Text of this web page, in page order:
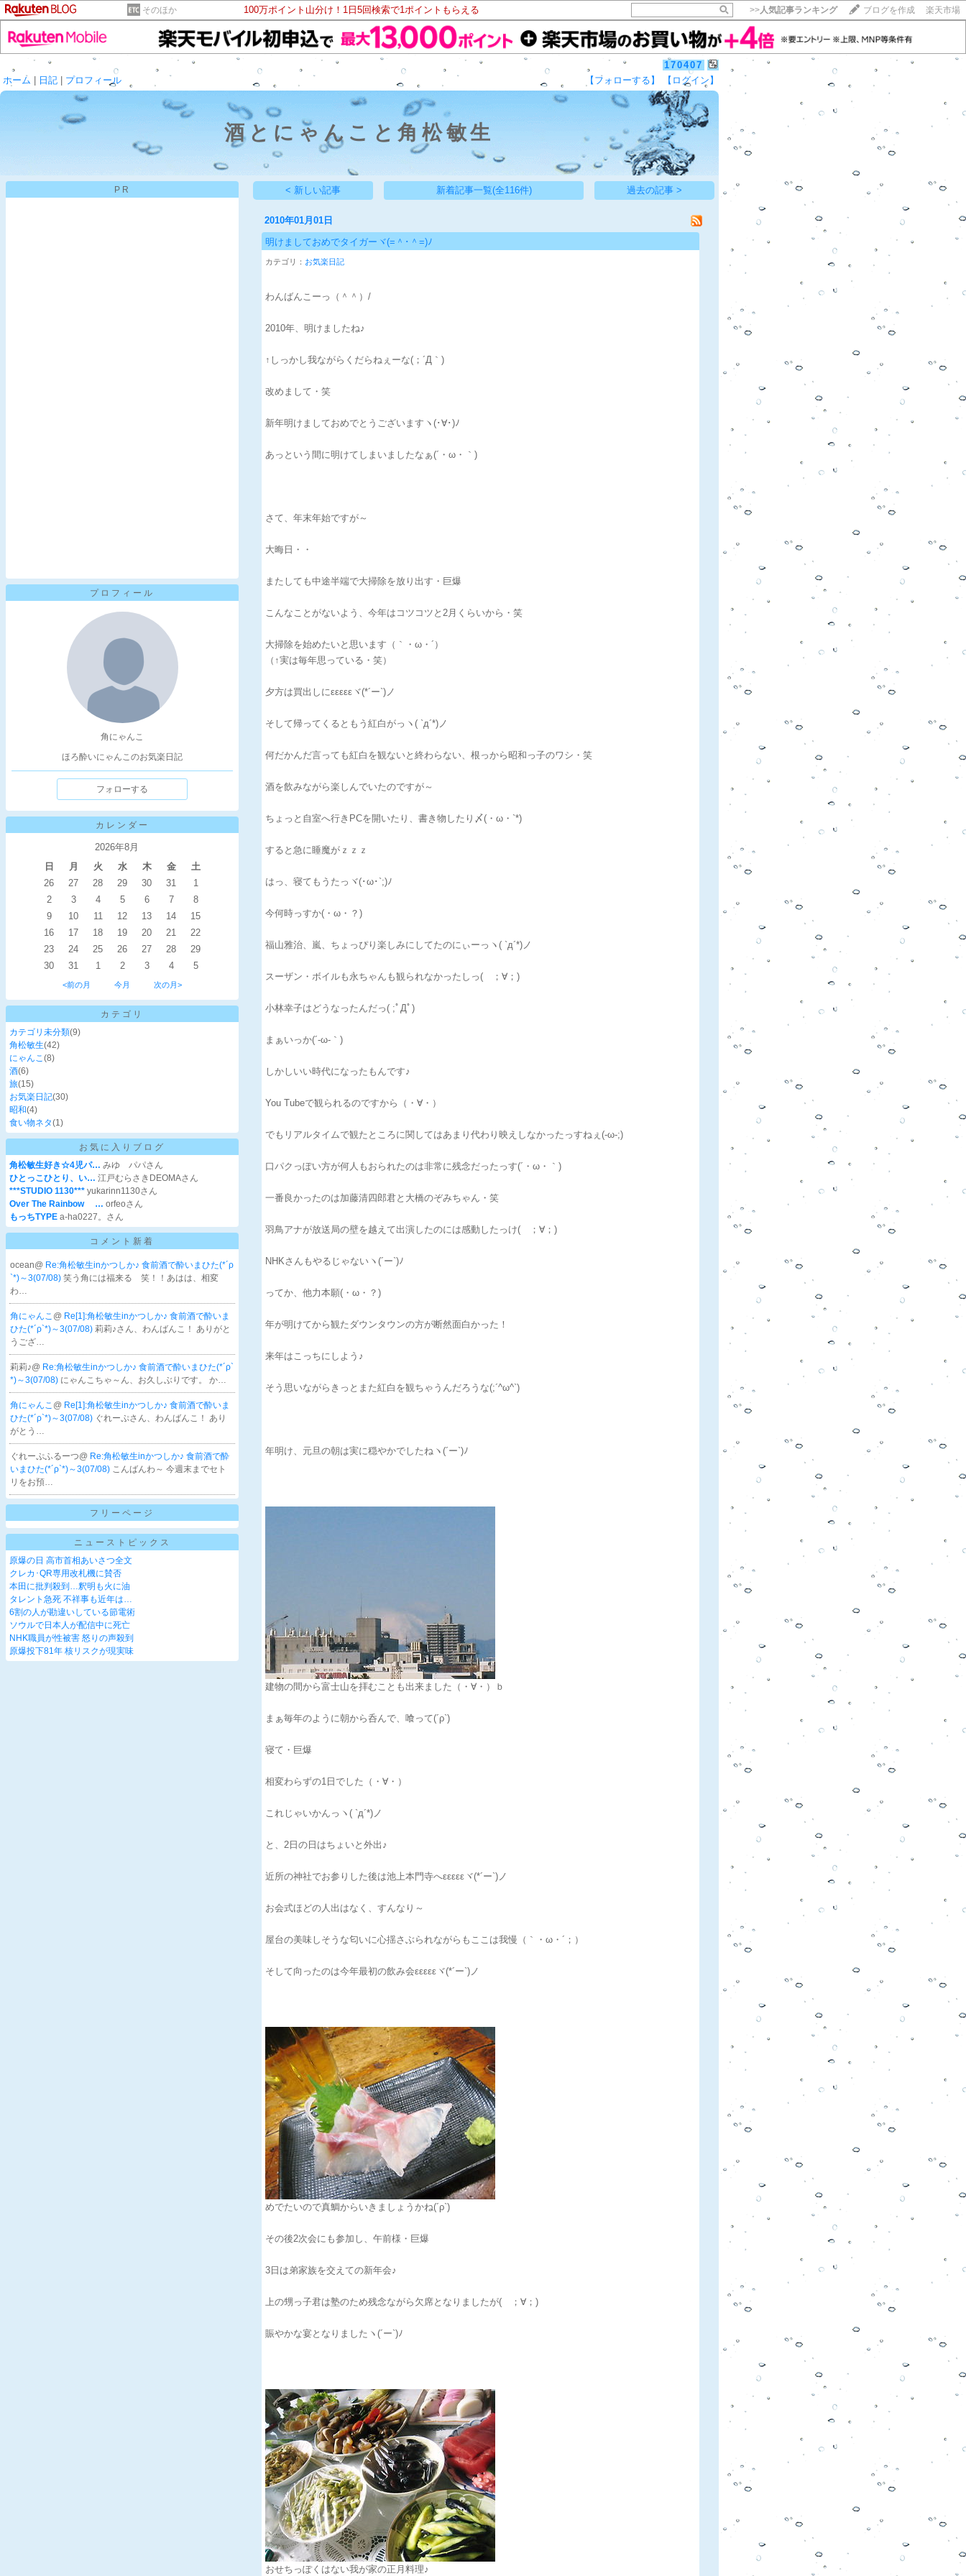
そのほか 100万ポイント山分け！1日5回検索で1ポイントもらえる >>人気記事ランキング ブログを作成 楽天市場
170407
ホーム
日記 プロフィール 【フォローする】 【ログイン】
酒とにゃんこと角松敏生
【毎日開催】
15記事にいいね！で1ポイント
-- --
PR
プロフィール
角にゃんこ
ほろ酔いにゃんこのお気楽日記
フォローする
カレンダー
2026年8月
日
月 火 水 木 金
土
26
27 28 29 30 31
1
2
3 4 5 6 7
8
9
10 11 12 13 14
15
16
17 18 19 20 21
22
23
24 25 26 27 28
29
30
31 1 2 3 4 5
<前の月 今月 次の月>
カテゴリ
カテゴリ未分類(9)
角松敏生(42)
にゃんこ(8)
酒(6)
旅(15)
お気楽日記(30)
昭和(4)
食い物ネタ(1)
お気に入りブログ
角松敏生好き☆4児パ… みゆ パパさん
ひとっこひとり、い… 江戸むらさきDEOMAさん
***STUDIO 1130*** yukarinn1130さん
Over The Rainbow … orfeoさん
もっちTYPE a-ha0227。さん
コメント新着
ocean@ Re:角松敏生inかつしか♪ 食前酒で酔いまひた(*´ρ
`*)～3(07/08) 笑う角には福来る 笑！！あはは、相変
わ…
角にゃんこ @ Re[1]:角松敏生inかつしか♪ 食前酒で酔いま
ひた(*´ρ`*)～3(07/08) 莉莉♪さん、わんばんこ！ ありがと
うござ…
莉莉♪@ Re:角松敏生inかつしか♪ 食前酒で酔いまひた(*´ρ`
*)～3(07/08) にゃんこちゃ～ん、お久しぶりです。 か…
角にゃんこ @ Re[1]:角松敏生inかつしか♪ 食前酒で酔いま
ひた(*´ρ`*)～3(07/08) ぐれーぷさん、わんばんこ！ あり
がとう…
ぐれーぷふるーつ@ Re:角松敏生inかつしか♪ 食前酒で酔
いまひた(*´ρ`*)～3(07/08) こんばんわ～ 今週末までセト
リをお預…
フリーページ
ニューストピックス
原爆の日 高市首相あいさつ全文
クレカ･QR専用改札機に賛否
本田に批判殺到…釈明も火に油
タレント急死 不祥事も近年は…
6割の人が勘違いしている節電術
ソウルで日本人が配信中に死亡
NHK職員が性被害 怒りの声殺到
原爆投下81年 核リスクが現実味
< 新しい記事 新着記事一覧(全116件) 過去の記事 >
2010年01月01日
明けましておめでタイガーヾ(=＾･＾=)ﾉ
カテゴリ： お気楽日記
わんばんこーっ（＾＾）/
2010年、明けましたね♪
↑しっかし我ながらくだらねぇーな(；´Д｀)
改めまして・笑
新年明けましておめでとうございますヽ(･∀･)ﾉ
あっという間に明けてしまいましたなぁ(´・ω・｀)
さて、年末年始ですが～
大晦日・・
またしても中途半端で大掃除を放り出す・巨爆
こんなことがないよう、今年はコツコツと2月くらいから・笑
大掃除を始めたいと思います（｀・ω・´）ゝ
（↑実は毎年思っている・笑）
夕方は買出しにεεεεεヾ(*´ー`)ノ
そして帰ってくるともう紅白がっヽ( `д´*)ノ
何だかんだ言っても紅白を観ないと終わらない、根っから昭和っ子のワシ・笑
酒を飲みながら楽しんでいたのですが～
ちょっと自室へ行きPCを開いたり、書き物したり〆(・ω・`*)
すると急に睡魔がｚｚｚ
はっ、寝てもうたっヾ(･ω･`;)ﾉ
今何時っすか(・ω・？)
福山雅治、嵐、ちょっぴり楽しみにしてたのにぃーっヽ( `д´*)ノ
スーザン・ボイルも永ちゃんも観られなかったしっ( ；∀；)
小林幸子はどうなったんだっ( ;ﾟДﾟ)
まぁいっか(´-ω-｀)
しかしいい時代になったもんです♪
You Tubeで観られるのですから（・∀・）
でもリアルタイムで観たところに関してはあまり代わり映えしなかったっすねぇ(-ω-;)
口パクっぽい方が何人もおられたのは非常に残念だったっす(´・ω・｀)
一番良かったのは加藤清四郎君と大橋のぞみちゃん・笑
羽鳥アナが放送局の壁を越えて出演したのには感動したっけ( ；∀；)
NHKさんもやるじゃないヽ(´ー`)ﾉ
ってか、他力本願(・ω・？)
年が明けてから観たダウンタウンの方が断然面白かった！
来年はこっちにしよう♪
そう思いながらきっとまた紅白を観ちゃうんだろうな(;´^ω^`)ゞ
年明け、元旦の朝は実に穏やかでしたねヽ(´ー`)ﾉ
建物の間から富士山を拝むことも出来ました（・∀・）ｂ
まぁ毎年のように朝から呑んで、喰って(´ρ`)
寝て・巨爆
相変わらずの1日でした（・∀・）
これじゃいかんっヽ( `д´*)ノ
と、2日の日はちょいと外出♪
近所の神社でお参りした後は池上本門寺へεεεεεヾ(*´ー`)ノ
お会式ほどの人出はなく、すんなり～
屋台の美味しそうな匂いに心揺さぶられながらもここは我慢（｀・ω・´；）
そして向ったのは今年最初の飲み会εεεεεヾ(*´ー`)ノ
めでたいので真鯛からいきましょうかね(´ρ`)
その後2次会にも参加し、午前様・巨爆
3日は弟家族を交えての新年会♪
上の甥っ子君は塾のため残念ながら欠席となりましたが( ；∀；)
賑やかな宴となりましたヽ(´ー`)ﾉ
おせちっぽくはない我が家の正月料理♪